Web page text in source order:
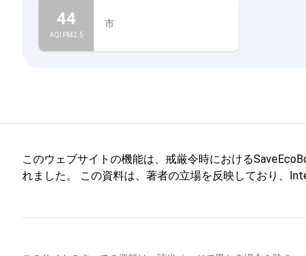
44
AQI PM2.5
市
このウェブサイトの機能は、戒厳令時における
れました。 この資料は、著者の立場を反映しており、